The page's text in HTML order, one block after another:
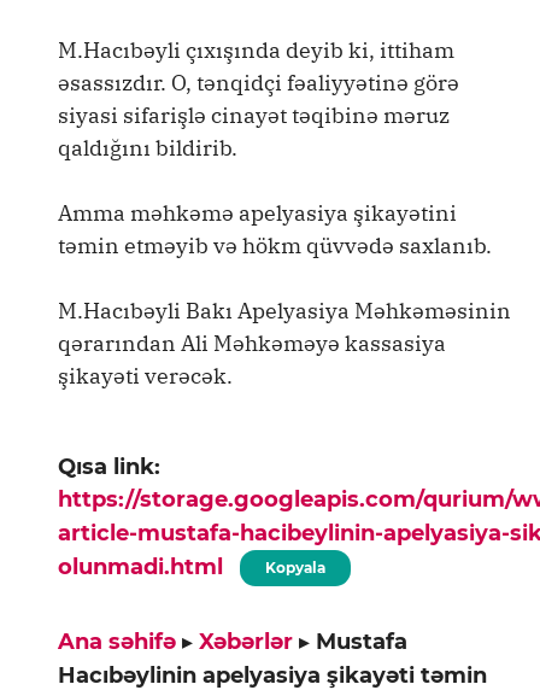
M.Hacıbəyli çıxışında deyib ki, ittiham
əsassızdır. O, tənqidçi fəaliyyətinə görə
siyasi sifarişlə cinayət təqibinə məruz
qaldığını bildirib.
Amma məhkəmə apelyasiya şikayətini
təmin etməyib və hökm qüvvədə saxlanıb.
M.Hacıbəyli Bakı Apelyasiya Məhkəməsinin
qərarından Ali Məhkəməyə kassasiya
şikayəti verəcək.
Qısa link:
https://storage.googleapis.com/qurium/
article-mustafa-hacibeylinin-apelyasiya-
olunmadi.html
Kopyala
Ana səhifə ▸ Xəbərlər ▸ Mustafa
Hacıbəylinin apelyasiya şikayəti təmin